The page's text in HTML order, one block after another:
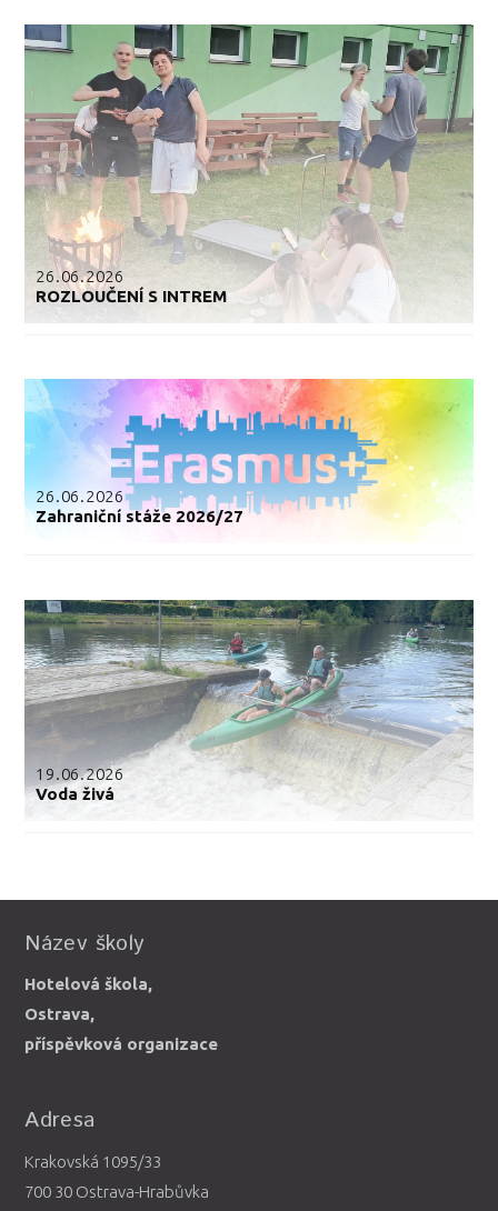
26.06.2026
ROZLOUČENÍ S INTREM
26.06.2026
Zahraniční stáže 2026/27
19.06.2026
Voda živá
Název školy
Hotelová škola,
Ostrava,
příspěvková organizace
Adresa
Krakovská 1095/33
700 30 Ostrava-Hrabůvka